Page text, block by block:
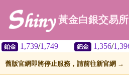
黃金白銀交易所
1,739 /1,749 鈀金 1,356 1,396
舊版官網即將停止服務，請前往新官網 →